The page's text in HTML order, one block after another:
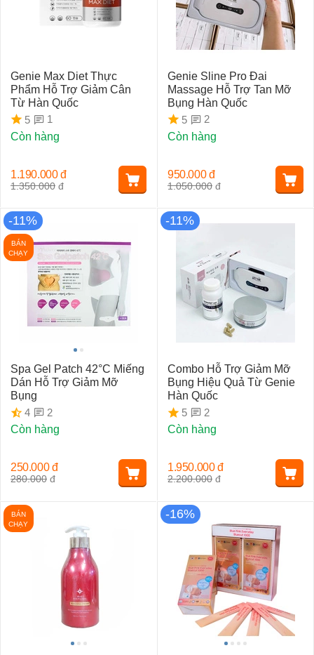
Genie Max Diet Thực
Phẩm Hỗ Trợ Giảm Cân
Từ Hàn Quốc
5
1
Còn hàng
1.350.000 đ
1.190.000 đ
Genie Sline Pro Đai
Massage Hỗ Trợ Tan Mỡ
Bụng Hàn Quốc
5
2
Còn hàng
1.050.000 đ
950.000 đ
-11%
BÁN
CHẠY
Spa Gel Patch 42°C Miếng
Dán Hỗ Trợ Giảm Mỡ
Bụng
4
2
Còn hàng
280.000 đ
250.000 đ
-11%
Combo Hỗ Trợ Giảm Mỡ
Bụng Hiệu Quả Từ Genie
Hàn Quốc
5
2
Còn hàng
2.200.000 đ
1.950.000 đ
BÁN
CHẠY
-16%